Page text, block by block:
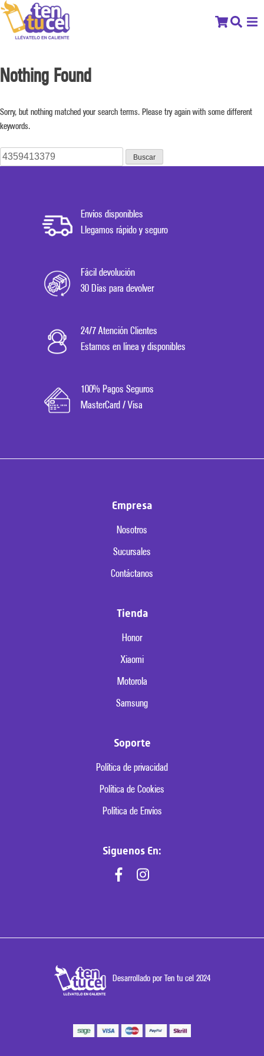
Nothing Found
Sorry, but nothing matched your search terms. Please try again with some different
keywords.
Buscar:
Envíos disponibles
Llegamos rápido y seguro
Fácil devolución
30 Días para devolver
24/7 Atención Clientes
Estamos en línea y disponibles
100% Pagos Seguros
MasterCard / Visa
Empresa
Nosotros
Sucursales
Contáctanos
Tienda
Honor
Xiaomi
Motorola
Samsung
Soporte
Política de privacidad
Política de Cookies
Política de Envíos
Siguenos En:
Desarrollado por Ten tu cel 2024